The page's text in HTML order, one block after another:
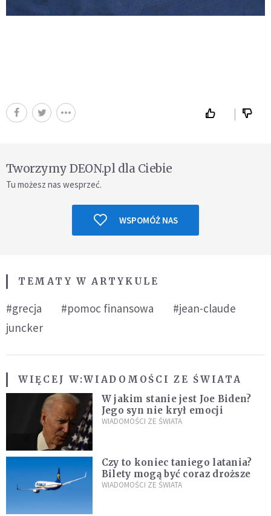
Tworzymy DEON.pl dla Ciebie
Tu możesz nas wesprzeć.
WSPOMÓŻ NAS
TEMATY W ARTYKULE
#grecja #pomoc finansowa
#jean-claude
juncker
WIĘCEJ W:WIADOMOŚCI ZE ŚWIATA
W jakim stanie jest Joe Biden?
Jego syn nie krył emocji
WIADOMOŚCI ZE ŚWIATA
Czy to koniec taniego latania?
Bilety mogą być coraz droższe
WIADOMOŚCI ZE ŚWIATA